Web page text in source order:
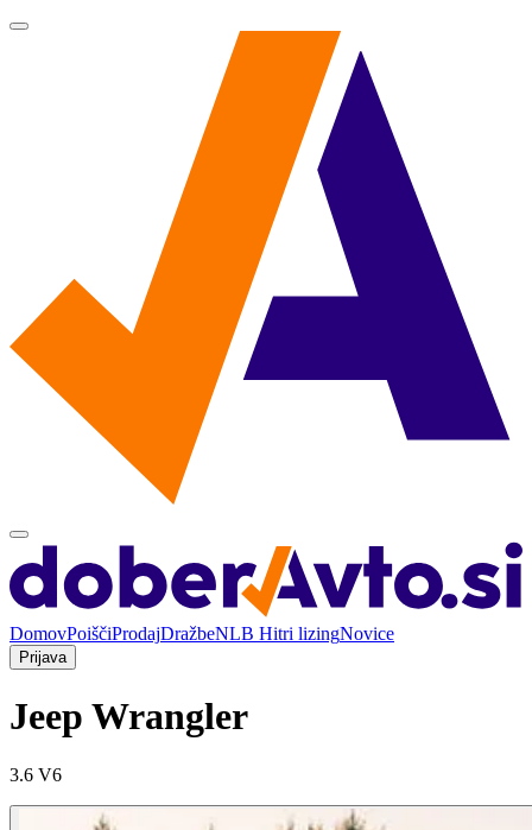
DomovPoiščiProdajDražbeNLB Hitri lizingNovice
Prijava
Jeep Wrangler
3.6 V6